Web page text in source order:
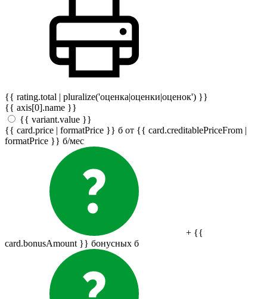
{{ rating.total | pluralize('оценка|оценки|оценок') }}
{{ axis[0].name }}
{{ variant.value }}
{{ card.price | formatPrice }} б от {{ card.creditablePriceFrom |
formatPrice }} б/мес
+ {{
card.bonusAmount }} бонусных б